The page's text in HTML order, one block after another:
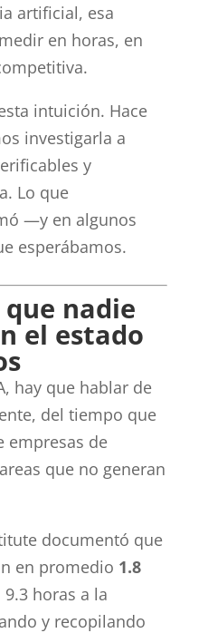
artificial, esa
en horas, en
intuición. Hace
investigarla a
y
Lo que
—y en algunos
esperábamos.
nadie
el estado
hay que hablar de
del tiempo que
empresas de
que no generan
documentó que
en promedio 1.8
horas a la
y recopilando